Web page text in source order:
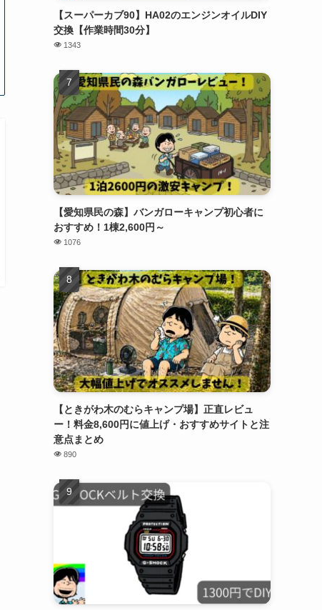
【スーパーカブ90】HA02のエンジンオイルDIY
交換【作業時間30分】
1343
【愛知県民の森】バンガローキャンプ初心者に
おすすめ！1棟2,600円～
1076
【ときがわ木のむらキャンプ場】正直レビュ
ー！料金8,600円に値上げ・おすすめサイトと注
意点まとめ
890